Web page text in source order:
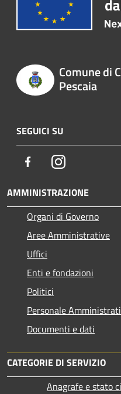
Comune di
Pescaia
SEGUICI SU
FacebookInstagram
AMMINISTRAZIONE
Organi di Governo
Aree Amministrative
Uffici
Enti e fondazioni
Politici
Personale
Documenti e dati
CATEGORIE DI SERVIZIO
Anagrafe e stato